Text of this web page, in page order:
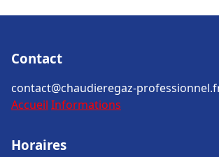
Contact
contact@chaudieregaz-
Accueil Informations
Horaires